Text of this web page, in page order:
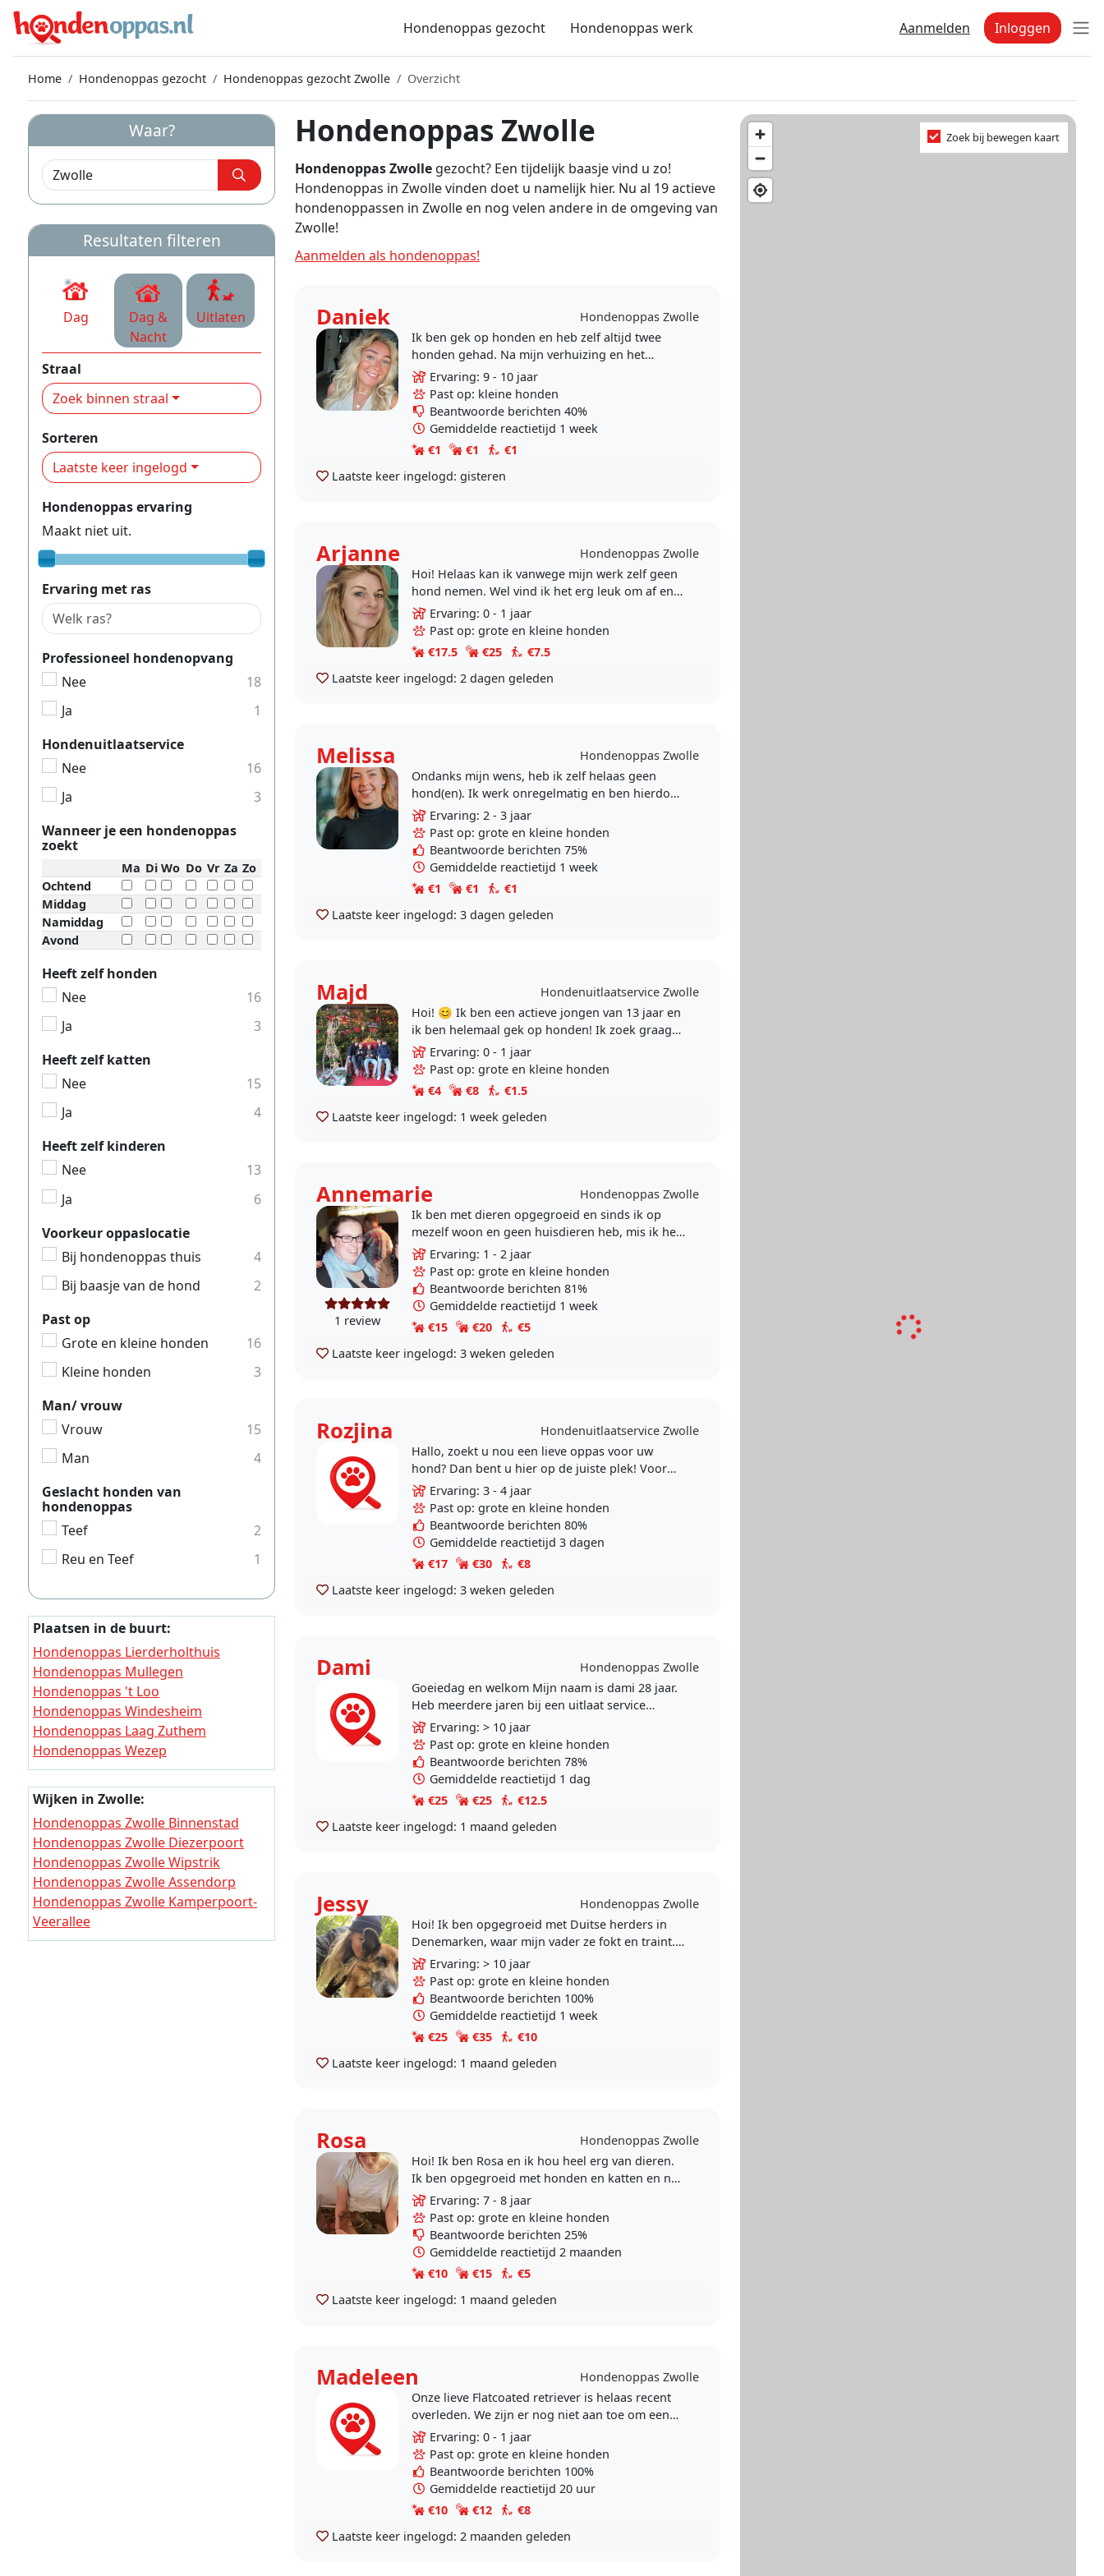
Hondenoppas gezocht Hondenoppas werk Aanmelden Inloggen
Home Hondenoppas gezocht Hondenoppas gezocht Zwolle Overzicht
Hondenoppas Zwolle
Hondenoppas Zwolle gezocht? Een tijdelijk baasje vind u zo!
Hondenoppas in Zwolle vinden doet u namelijk hier. Nu al 19 actieve
hondenoppassen in Zwolle en nog velen andere in de omgeving van
Zwolle!
Aanmelden als hondenoppas!
Daniek
Hondenoppas Zwolle
Ik ben gek op honden en heb zelf altijd twee
honden gehad. Na mijn verhuizing en het
overlijden van mijn honden mis ik ze enorm, het
huis is ineens..
Ervaring: 9 - 10 jaar
Past op: kleine honden
Beantwoorde berichten 40%
Gemiddelde reactietijd 1 week
€1
€1
€1
Laatste keer ingelogd: gisteren
Arjanne
Hondenoppas Zwolle
Hoi! Helaas kan ik vanwege mijn werk zelf geen
hond nemen. Wel vind ik het erg leuk om af en
toe op een hond te passen en/of uit te laten. Ik
heb..
Ervaring: 0 - 1 jaar
Past op: grote en kleine honden
€17.5
€25
€7.5
Laatste keer ingelogd: 2 dagen geleden
Melissa
Hondenoppas Zwolle
Ondanks mijn wens, heb ik zelf helaas geen
hond(en). Ik werk onregelmatig en ben hierdoor
niet altijd thuis. Hierdoor kan ik niet de
verdiende tijd..
Ervaring: 2 - 3 jaar
Past op: grote en kleine honden
Beantwoorde berichten 75%
Gemiddelde reactietijd 1 week
€1
€1
€1
Laatste keer ingelogd: 3 dagen geleden
Majd
Hondenuitlaatservice Zwolle
Hoi! 😊 Ik ben een actieve jongen van 13 jaar en
ik ben helemaal gek op honden! Ik zoek graag
klanten op hondenoppas.nl omdat ik super
graag..
Ervaring: 0 - 1 jaar
Past op: grote en kleine honden
€4
€8
€1.5
Laatste keer ingelogd: 1 week geleden
Annemarie Hondenoppas Zwolle
1 review
Ik ben met dieren opgegroeid en sinds ik op
mezelf woon en geen huisdieren heb, mis ik het
gezelschap van dieren om me heen en om liefde
te..
Ervaring: 1 - 2 jaar
Past op: grote en kleine honden
Beantwoorde berichten 81%
Gemiddelde reactietijd 1 week
€15
€20
€5
Laatste keer ingelogd: 3 weken geleden
Rozjina
Hondenuitlaatservice Zwolle
Hallo, zoekt u nou een lieve oppas voor uw
hond? Dan bent u hier op de juiste plek! Voor
een wandeling, een dagje of blijven slapen. Uw
hond krijgt..
Ervaring: 3 - 4 jaar
Past op: grote en kleine honden
Beantwoorde berichten 80%
Gemiddelde reactietijd 3 dagen
€17
€30
€8
Laatste keer ingelogd: 3 weken geleden
Dami
Hondenoppas Zwolle
Goeiedag en welkom Mijn naam is dami 28 jaar.
Heb meerdere jaren bij een uitlaat service
gewerkt en meerdere certificaten gehaald voor
gedrag van..
Ervaring: > 10 jaar
Past op: grote en kleine honden
Beantwoorde berichten 78%
Gemiddelde reactietijd 1 dag
€25
€25
€12.5
Laatste keer ingelogd: 1 maand geleden
Jessy
Hondenoppas Zwolle
Hoi! Ik ben opgegroeid met Duitse herders in
Denemarken, waar mijn vader ze fokt en traint.
Daardoor heb ik van jongs af aan veel ervaring
met..
Ervaring: > 10 jaar
Past op: grote en kleine honden
Beantwoorde berichten 100%
Gemiddelde reactietijd 1 week
€25
€35
€10
Laatste keer ingelogd: 1 maand geleden
Rosa
Hondenoppas Zwolle
Hoi! Ik ben Rosa en ik hou heel erg van dieren.
Ik ben opgegroeid met honden en katten en nu
ik op mezelf woon mis ik dat wel. Oppassen vind
ik een..
Ervaring: 7 - 8 jaar
Past op: grote en kleine honden
Beantwoorde berichten 25%
Gemiddelde reactietijd 2 maanden
€10
€15
€5
Laatste keer ingelogd: 1 maand geleden
Madeleen
Hondenoppas Zwolle
Onze lieve Flatcoated retriever is helaas recent
overleden. We zijn er nog niet aan toe om een
nieuwe hond te nemen maar we missen het
contact met..
Ervaring: 0 - 1 jaar
Past op: grote en kleine honden
Beantwoorde berichten 100%
Gemiddelde reactietijd 20 uur
€10
€12
€8
Laatste keer ingelogd: 2 maanden geleden
Zoek bij bewegen kaart
Waar?
Resultaten filteren
Dag
Dag &
Nacht
Uitlaten
Straal
Zoek binnen straal
Sorteren
Laatste keer ingelogd
Hondenoppas ervaring
Maakt niet uit.
Ervaring met ras
Professioneel hondenopvang
Nee
18
Ja
1
Hondenuitlaatservice
Nee
16
Ja
3
Wanneer je een hondenoppas
zoekt
Ma Di Wo Do Vr Za Zo
Ochtend
Middag
Namiddag
Avond
Heeft zelf honden
Nee
16
Ja
3
Heeft zelf katten
Nee
15
Ja
4
Heeft zelf kinderen
Nee
13
Ja
6
Voorkeur oppaslocatie
Bij hondenoppas thuis
4
Bij baasje van de hond
2
Past op
Grote en kleine honden
16
Kleine honden
3
Man/ vrouw
Vrouw
15
Man
4
Geslacht honden van
hondenoppas
Teef
2
Reu en Teef
1
Plaatsen in de buurt:
Hondenoppas Lierderholthuis
Hondenoppas Mullegen
Hondenoppas 't Loo
Hondenoppas Windesheim
Hondenoppas Laag Zuthem
Hondenoppas Wezep
Hondenoppas Harculo
Hondenoppas Hoog Zuthem
Hondenoppas Hattem
Hondenoppas Hattemerbroek
Wijken in Zwolle:
Hondenoppas Zwolle Binnenstad
Hondenoppas Zwolle Diezerpoort
Hondenoppas Zwolle Wipstrik
Hondenoppas Zwolle Assendorp
Hondenoppas Zwolle Kamperpoort-
Veerallee
Hondenoppas Poort van Zwolle